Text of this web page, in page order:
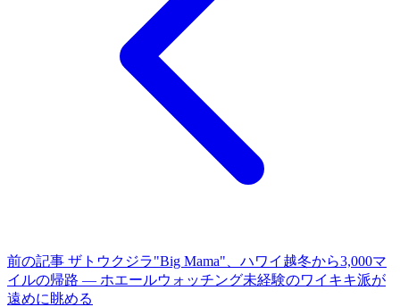
前の記事 ザトウクジラ"Big Mama"、ハワイ越冬から3,000マ
イルの帰路 ― ホエールウォッチング未経験のワイキキ派が
遠めに眺める